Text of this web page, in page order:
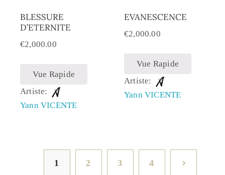
BLESSURE
D’ETERNITE
€2,000.00
Vue Rapide
Artiste:
Yann VICENTE
EVANESCENCE
€2,000.00
Vue Rapide
Artiste:
Yann VICENTE
1 2 3 4